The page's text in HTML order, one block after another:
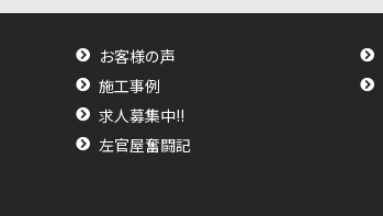
お客様の声
施工事例
求人募集中!!
左官屋奮闘記